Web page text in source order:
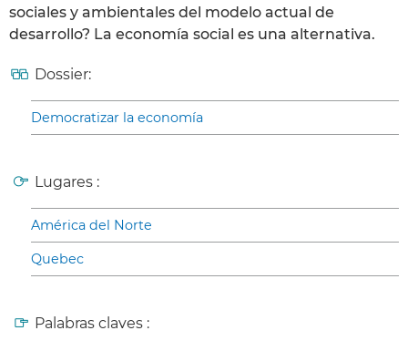
sociales y ambientales del modelo actual de
desarrollo? La economía social es una alternativa.
Dossier:
Democratizar la economía
Lugares :
América del Norte
Quebec
Palabras claves :